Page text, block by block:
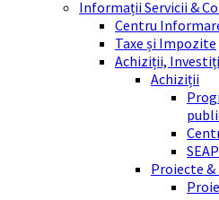
Informații Servicii &
Centru
Taxe și Impozite
Achiziții,
Achiziții
SEAP
Proiecte